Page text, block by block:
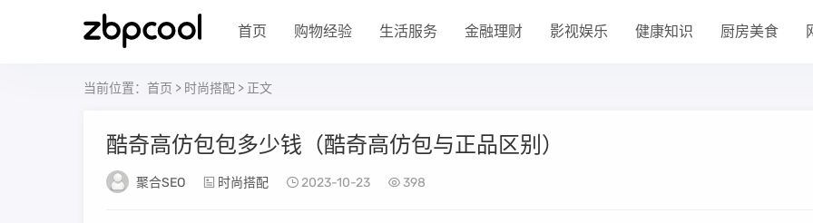
首页 购物经验 生活服务 金融理财 影视娱乐 健康知识 厨房美食
当前位置： 首页 > 时尚搭配 > 正文
酷奇高仿包包多少钱（酷奇高仿包与正品区别）
聚合SEO 时尚搭配 2023-10-23 398